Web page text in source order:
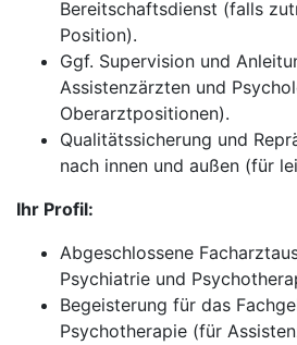
Bereitschaftsdienst (falls
Position).
Ggf. Supervision und
Assistenzärzten und
Oberarztpositionen).
Qualitätssicherung und
nach innen und außen (für
Ihr Profil:
Abgeschlossene
Psychiatrie und
Begeisterung für das
Psychotherapie (für